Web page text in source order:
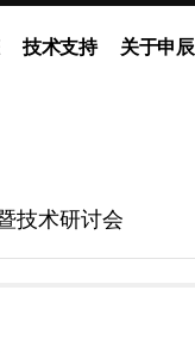
技术支持 关于申辰
技术研讨会